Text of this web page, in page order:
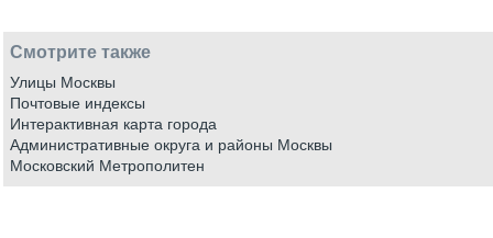
Смотрите также
Улицы Москвы
Почтовые индексы
Интерактивная карта города
Административные округа и районы Москвы
Московский Метрополитен